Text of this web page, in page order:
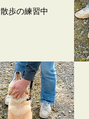
散歩の練習中